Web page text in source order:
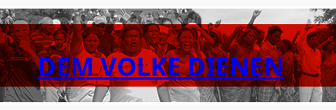
DEM VOLKE DIENEN